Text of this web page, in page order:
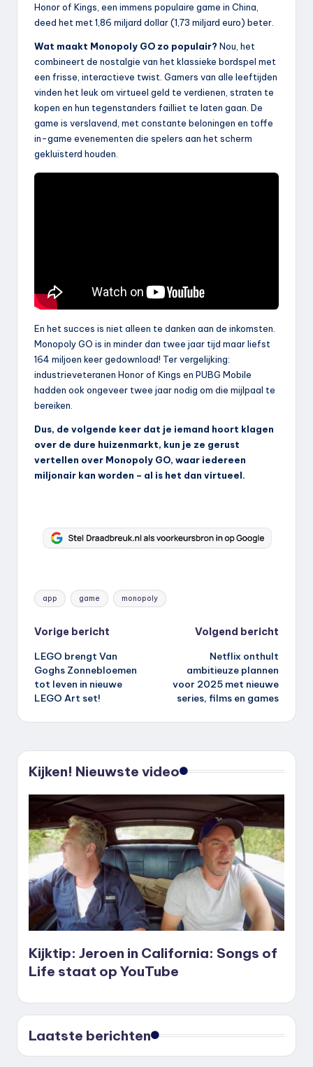
Honor of Kings, een immens populaire game in China,
deed het met 1,86 miljard dollar (1,73 miljard euro) beter.
Wat maakt Monopoly GO zo populair? Nou, het
combineert de nostalgie van het klassieke bordspel met
een frisse, interactieve twist. Gamers van alle leeftijden
vinden het leuk om virtueel geld te verdienen, straten te
kopen en hun tegenstanders failliet te laten gaan. De
game is verslavend, met constante beloningen en toffe
in-game evenementen die spelers aan het scherm
gekluisterd houden.
En het succes is niet alleen te danken aan de inkomsten.
Monopoly GO is in minder dan twee jaar tijd maar liefst
164 miljoen keer gedownload! Ter vergelijking:
industrieveteranen Honor of Kings en PUBG Mobile
hadden ook ongeveer twee jaar nodig om die mijlpaal te
bereiken.
Dus, de volgende keer dat je iemand hoort klagen
over de dure huizenmarkt, kun je ze gerust
vertellen over Monopoly GO, waar iedereen
miljonair kan worden – al is het dan virtueel.
Tags:
app game monopoly
Bericht
navigatie
Vorige bericht
LEGO brengt Van
Goghs Zonnebloemen
tot leven in nieuwe
LEGO Art set!
Volgend bericht
Netflix onthult
ambitieuze plannen
voor 2025 met nieuwe
series, films en games
Kijken! Nieuwste video
Kijktip: Jeroen in California: Songs of
Life staat op YouTube
Laatste berichten